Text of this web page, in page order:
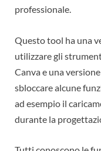
professionale.
Questo tool ha una
utilizzare gli
Canva e una
sbloccare alcune
ad esempio il
durante la